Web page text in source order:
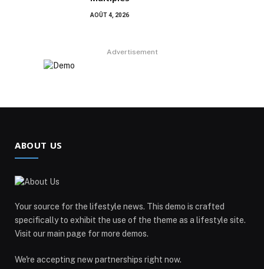
AOÛT 4, 2026
Advertisement
ABOUT US
Your source for the lifestyle news. This demo is crafted
specifically to exhibit the use of the theme as a lifestyle site.
Visit our main page for more demos.
We're accepting new partnerships right now.